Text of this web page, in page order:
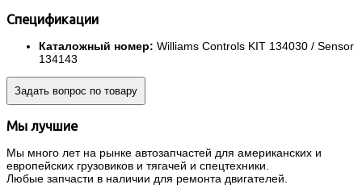
Спецификации
Каталожный номер: Williams Controls KIT 134030 / Sensor
134143
Задать вопрос по товару
Мы лучшие
Мы много лет на рынке автозапчастей для американских и
европейских грузовиков и тягачей и спецтехники.
Любые запчасти в наличии для ремонта двигателей.